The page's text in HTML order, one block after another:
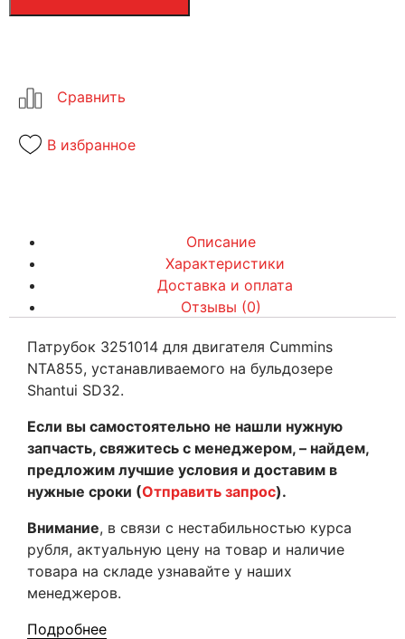
В избранное
Описание
Характеристики
Доставка и оплата
Отзывы (0)
Патрубок 3251014 для двигателя Cummins
NTA855, устанавливаемого на бульдозере
Shantui SD32.
Если вы самостоятельно не нашли нужную
запчасть, свяжитесь с менеджером, – найдем,
предложим лучшие условия и доставим в
нужные сроки (Отправить запрос).
Внимание, в связи с нестабильностью курса
рубля, актуальную цену на товар и наличие
товара на складе узнавайте у наших
менеджеров.
Подробнее